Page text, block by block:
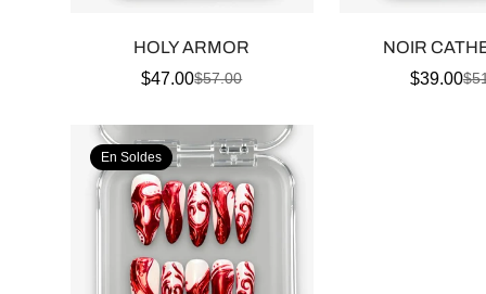
HOLY ARMOR
Prix
vente
$47.00Prix
habituel
$57.00
NOIR
$39.00
En Soldes